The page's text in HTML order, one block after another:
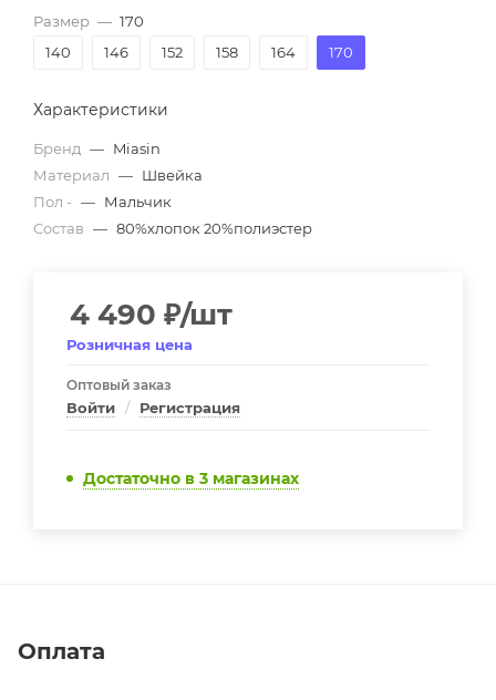
Размер — 170
140
146 152 158 164 170
Характеристики
Бренд — Miasin
Материал — Швейка
Пол - — Мальчик
Состав — 80%хлопок 20%полиэстер
4 490 ₽/шт
Розничная цена
Оптовый заказ
Войти / Регистрация
Достаточно в 3 магазинах
Оплата